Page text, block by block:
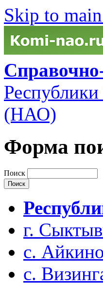
Skip to
(НАО)
Форма
Поиск
г.
с. Айкино
с.